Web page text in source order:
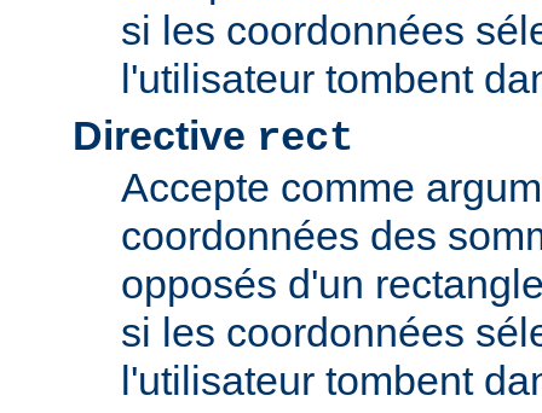
si les coordonnées
l'utilisateur tombent
Directive rect
Accepte comme
coordonnées des
opposés d'un
si les coordonnées
l'utilisateur tombent